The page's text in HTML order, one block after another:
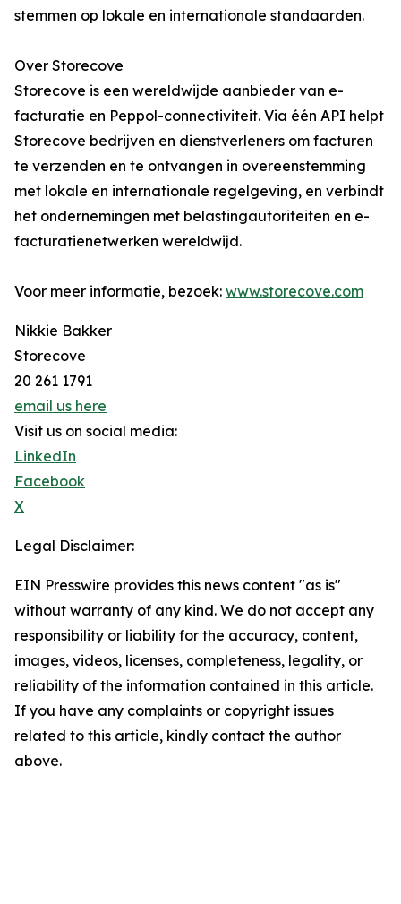
stemmen op lokale en internationale standaarden.
Over Storecove
Storecove is een wereldwijde aanbieder van e-
facturatie en Peppol-connectiviteit. Via één API helpt
Storecove bedrijven en dienstverleners om facturen
te verzenden en te ontvangen in overeenstemming
met lokale en internationale regelgeving, en verbindt
het ondernemingen met belastingautoriteiten en e-
facturatienetwerken wereldwijd.
Voor meer informatie, bezoek: www.storecove.com
Nikkie Bakker
Storecove
20 261 1791
email us here
Visit us on social media:
LinkedIn
Facebook
X
Legal Disclaimer:
EIN Presswire provides this news content "as is"
without warranty of any kind. We do not accept any
responsibility or liability for the accuracy, content,
images, videos, licenses, completeness, legality, or
reliability of the information contained in this article.
If you have any complaints or copyright issues
related to this article, kindly contact the author
above.